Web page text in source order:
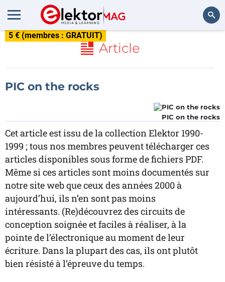
5 € (membres : GRATUIT)
Article
PIC on the rocks
PIC on the rocks
Cet article est issu de la collection Elektor 1990-
1999 ; tous nos membres peuvent télécharger ces
articles disponibles sous forme de fichiers PDF.
Même si ces articles sont moins documentés sur
notre site web que ceux des années 2000 à
aujourd’hui, ils n’en sont pas moins
intéressants. (Re)découvrez des circuits de
conception soignée et faciles à réaliser, à la
pointe de l’électronique au moment de leur
écriture. Dans la plupart des cas, ils ont plutôt
bien résisté à l’épreuve du temps.